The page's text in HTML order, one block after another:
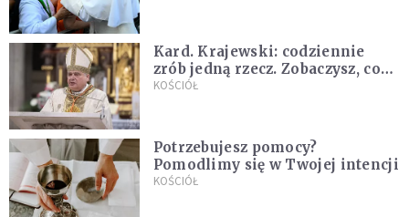
Kard. Krajewski: codziennie
zrób jedną rzecz. Zobaczysz, co
stanie się z twoim życiem
KOŚCIÓŁ
Potrzebujesz pomocy?
Pomodlimy się w Twojej intencji
KOŚCIÓŁ